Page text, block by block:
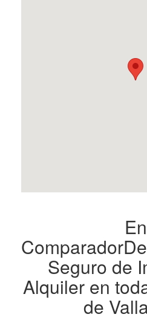
En
Seguro de
Alquiler en
de